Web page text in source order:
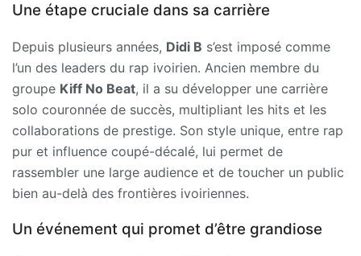
Une étape cruciale dans sa carrière
Depuis plusieurs années, Didi B s’est imposé comme
l’un des leaders du rap ivoirien. Ancien membre du
groupe Kiff No Beat, il a su développer une carrière
solo couronnée de succès, multipliant les hits et les
collaborations de prestige. Son style unique, entre rap
pur et influence coupé-décalé, lui permet de
rassembler une large audience et de toucher un public
bien au-delà des frontières ivoiriennes.
Un événement qui promet d’être grandiose